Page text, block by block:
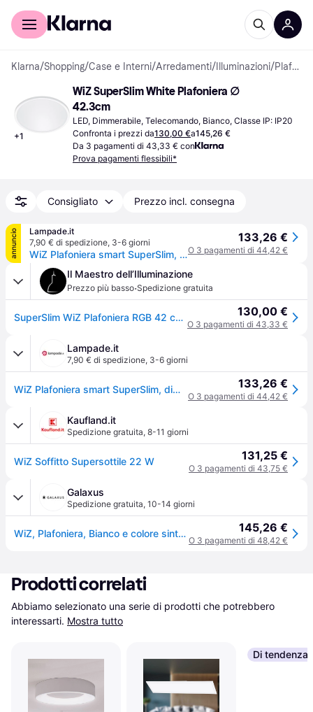
Per il tuo shopping
Klarna/Shopping/Case e Interni/Arredamenti/ Illuminazioni/ Plafoniere
+1
WiZ SuperSlim White Plafoniera ∅
42.3cm
LED, Dimmerabile, Telecomando, Bianco, Classe IP: IP20
Confronta i prezzi da130,00 €a145,26 €
Da 3 pagamenti di 43,33 € con
Prova pagamenti flessibili*
Consigliato Prezzo incl. consegna
annuncio
Lampade.it
7,90 € di spedizione, 3-6 giorni
WiZ Plafoniera smart SuperSlim, dimmerabile, Bianco / Opale, Soggiorno / Sala da pranzo, Plastica, Moderno
133,26 €
O 3 pagamenti di 44,42 €
Il Maestro dell’Illuminazione
Prezzo più basso·Spedizione gratuita
SuperSlim WiZ Plafoniera RGB 42 cm Bianco - WiZ - Soggiorno - Moderno - Plastica - Rotondo 130,00 €
O 3 pagamenti di 43,33 €
Lampade.it
7,90 € di spedizione, 3-6 giorni
WiZ Plafoniera smart SuperSlim, dimmerabile, Bianco / Opale, Soggiorno / Sala da pranzo, Plastica, Moderno 133,26 €
O 3 pagamenti di 44,42 €
Kaufland.it
Spedizione gratuita, 8-11 giorni
WiZ Soffitto Supersottile 22 W 131,25 €
O 3 pagamenti di 43,75 €
Galaxus
Spedizione gratuita, 10-14 giorni
WiZ, Plafoniera, Bianco e colore sintonizzabile SuperSlim (2600lm) 145,26 €
O 3 pagamenti di 48,42 €
Prodotti correlati
Abbiamo selezionato una serie di prodotti che potrebbero
interessarti. Mostra tutto
Di tendenza